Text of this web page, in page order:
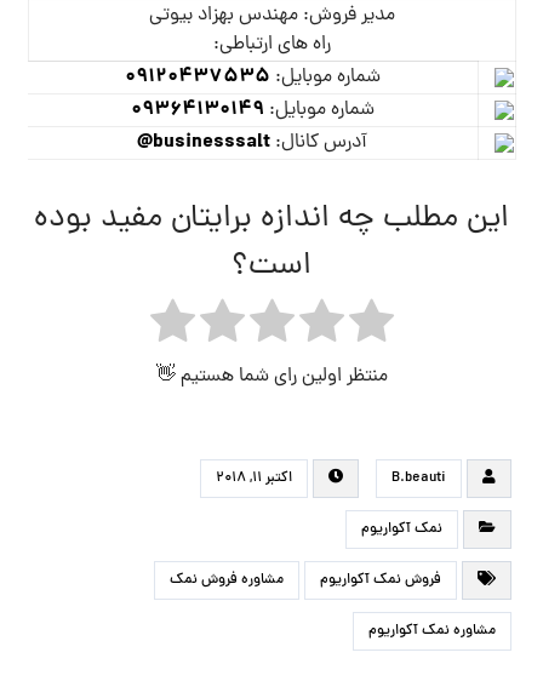
مدیر فروش: مهندس بهزاد بیوتی
راه های ارتباطی:
شماره موبایل: 09120437535
شماره موبایل: 09364130149
آدرس کانال: businesssalt@
این مطلب چه اندازه برایتان مفید بوده
است؟
منتظر اولین رای شما هستیم 👋
B.beauti اکتبر ۱۱, ۲۰۱۸
نمک آکواریوم
فروش نمک آکواریوم مشاوره فروش نمک
مشاوره نمک آکواریوم